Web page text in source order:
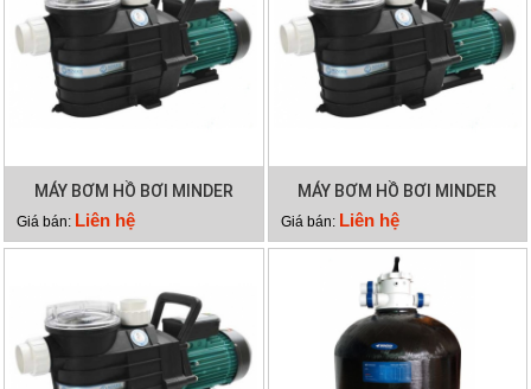
MÁY BƠM HỒ BƠI MINDER
MXB300
Giá bán: Liên hệ
MÁY BƠM HỒ BƠI MINDER
MXB250
Giá bán: Liên hệ